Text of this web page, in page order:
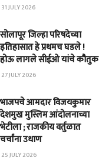
31 JULY 2026
सोलापूर जिल्हा परिषदेच्या
इतिहासात हे प्रथमच घडले !
होऊ लागले सीईओ यांचे कौतुक
27 JULY 2026
भाजपचे आमदार विजयकुमार
देशमुख मुस्लिम आंदोलनाच्या
भेटीला ; राजकीय वर्तुळात
चर्चांना उधाण
25 JULY 2026